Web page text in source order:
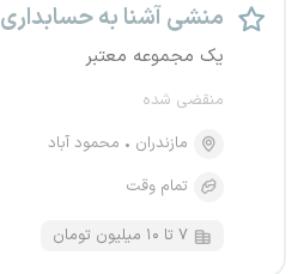
منشی آشنا به حسابداری
یک مجموعه معتبر
منقضی شده
مازندران
محمود آباد
تمام وقت
۷ تا ۱۰ میلیون تومان